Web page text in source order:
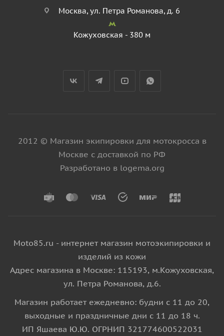
Москва, ул. Петра Романова, д. 6
Кожуховская - 380 м
2012 © Магазин экипировки для мотокросса в
Москве с доставкой по РФ
Разработано в logema.org
Moto85.ru - интернет магазин мотоэкипировки и
изделий из кожи
Адрес магазина в Москве: 115193, м.Кожуховская,
ул. Петра Романова, д.6.
Магазин работает ежедневно: будни с 11 до 20,
выходные и праздничные дни с 11 до 18 ч.
ИП Яшаева Ю.Ю. ОГРНИП 321774600522031